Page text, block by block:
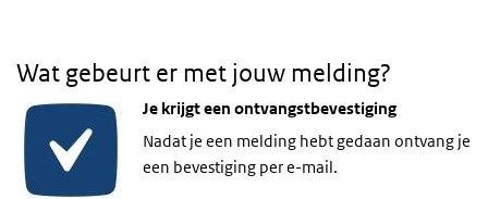
Wat gebeurt er met jouw melding?
Je krijgt een ontvangstbevestiging
Nadat je een melding hebt gedaan ontvang je
een bevestiging per e-mail.